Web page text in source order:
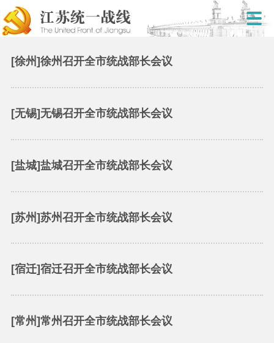
[徐州]徐州召开全市统战部长会议
[无锡]无锡召开全市统战部长会议
[盐城]盐城召开全市统战部长会议
[苏州]苏州召开全市统战部长会议
[宿迁]宿迁召开全市统战部长会议
[常州]常州召开全市统战部长会议